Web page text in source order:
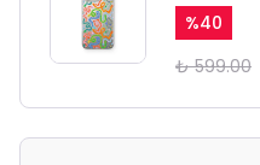
%40
₺ 599.00